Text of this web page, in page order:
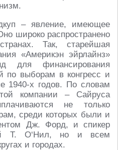
– явление, имеющее
широко распространено
Так, старейшая
«Америкэн эйрлайнз»
для финансирования
по выборам в конгресс и
1940-х годов. По словам
компании – Сайруса
не только
среди которых были и
Дж. Форд, и спикер
Т. О‘Нил, но и всем
и городах.